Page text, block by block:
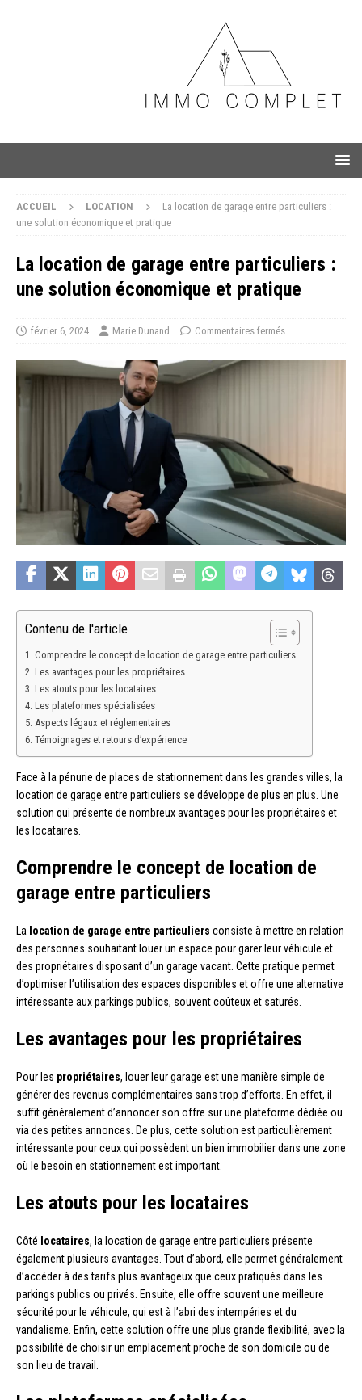
ACCUEIL LOCATION
La location de garage entre particuliers :
une solution économique et pratique
La location de garage entre particuliers :
une solution économique et pratique
février 6, 2024 Marie Dunand Commentaires fermés
Contenu de l'article
Comprendre le concept de location de garage entre particuliers
Les avantages pour les propriétaires
Les atouts pour les locataires
Les plateformes spécialisées
Aspects légaux et réglementaires
Témoignages et retours d’expérience
Face à la pénurie de places de stationnement dans les grandes villes, la
location de garage entre particuliers se développe de plus en plus. Une
solution qui présente de nombreux avantages pour les propriétaires et
les locataires.
Comprendre le concept de location de
garage entre particuliers
La location de garage entre particuliers consiste à mettre en relation
des personnes souhaitant louer un espace pour garer leur véhicule et
des propriétaires disposant d’un garage vacant. Cette pratique permet
d’optimiser l’utilisation des espaces disponibles et offre une alternative
intéressante aux parkings publics, souvent coûteux et saturés.
Les avantages pour les propriétaires
Pour les propriétaires, louer leur garage est une manière simple de
générer des revenus complémentaires sans trop d’efforts. En effet, il
suffit généralement d’annoncer son offre sur une plateforme dédiée ou
via des petites annonces. De plus, cette solution est particulièrement
intéressante pour ceux qui possèdent un bien immobilier dans une zone
où le besoin en stationnement est important.
Les atouts pour les locataires
Côté locataires, la location de garage entre particuliers présente
également plusieurs avantages. Tout d’abord, elle permet généralement
d’accéder à des tarifs plus avantageux que ceux pratiqués dans les
parkings publics ou privés. Ensuite, elle offre souvent une meilleure
sécurité pour le véhicule, qui est à l’abri des intempéries et du
vandalisme. Enfin, cette solution offre une plus grande flexibilité, avec la
possibilité de choisir un emplacement proche de son domicile ou de
son lieu de travail.